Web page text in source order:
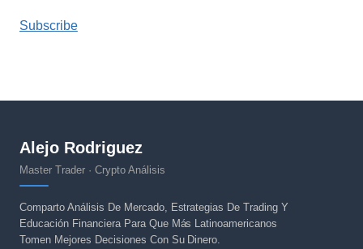
Subscribe
Alejo Rodriguez
Master Trader · Crypto Análisis
Comparto Análisis De Mercado, Estrategias De Trading Y
Educación Financiera Para Que Más Latinoamericanos
Tomen Mejores Decisiones Con Su Dinero.